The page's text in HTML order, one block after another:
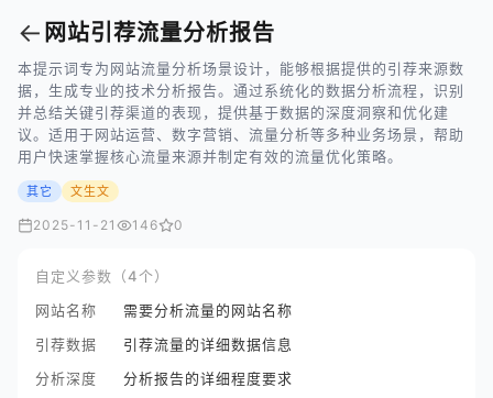
← 网站引荐流量分析报告
本提示词专为网站流量分析场景设计，能够根据提供的引荐来源数
据，生成专业的技术分析报告。通过系统化的数据分析流程，识别
并总结关键引荐渠道的表现，提供基于数据的深度洞察和优化建
议。适用于网站运营、数字营销、流量分析等多种业务场景，帮助
用户快速掌握核心流量来源并制定有效的流量优化策略。
其它 文生文
2025-11-21 146 0
自定义参数（4个）
网站名称
需要分析流量的网站名称
引荐数据
引荐流量的详细数据信息
分析深度
分析报告的详细程度要求